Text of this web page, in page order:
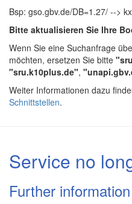
Bsp: gso.gbv.de/DB=1.27/ -->
Bitte aktualisieren Sie Ihre
Wenn Sie eine Suchanfrage
möchten, ersetzen Sie bitte
"sru.k10plus.de",
Weiter Informationen dazu
Schnittstellen.
Service no
Further information